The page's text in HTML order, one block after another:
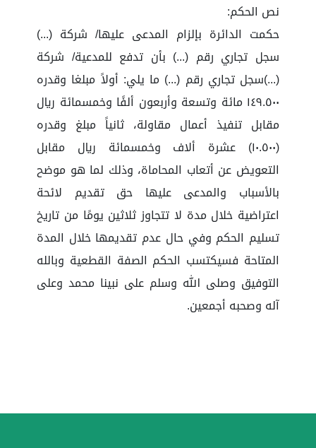
نص الحكم:
حكمت الدائرة بإلزام المدعى عليها/ شركة (...)
سجل تجاري رقم (...) بأن تدفع للمدعية/ شركة
(...)سجل تجاري رقم (...) ما يلي: أولاً مبلغا وقدره
١٤٩.٥٠٠ مائة وتسعة وأربعون ألفًا وخمسمائة ريال
مقابل تنفيذ أعمال مقاولة، ثانياً مبلغ وقدره
(١٠.٥٠٠) عشرة ألاف وخمسمائة ريال مقابل
التعويض عن أتعاب المحاماة، وذلك لما هو موضح
بالأسباب والمدعى عليها حق تقديم لائحة
اعتراضية خلال مدة لا تتجاوز ثلاثين يومًا من تاريخ
تسليم الحكم وفي حال عدم تقديمها خلال المدة
المتاحة فسيكتسب الحكم الصفة القطعية وبالله
التوفيق وصلى الله وسلم على نبينا محمد وعلى
آله وصحبه أجمعين.